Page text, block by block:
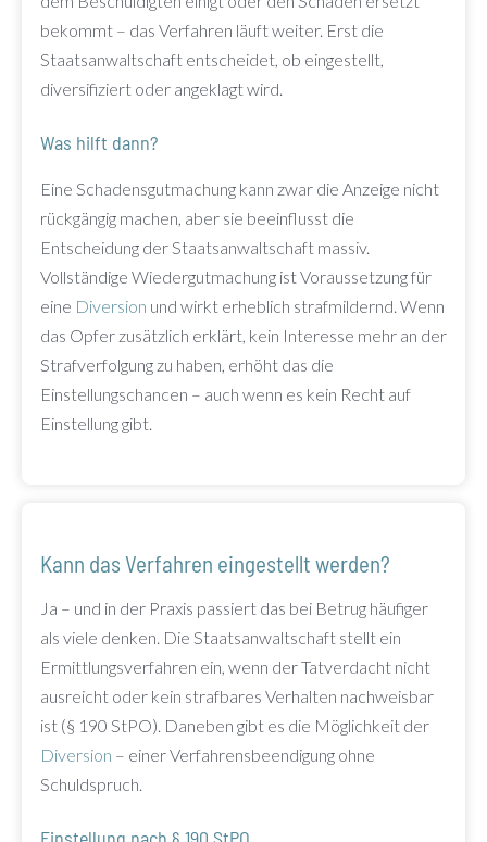
bekommt – das Verfahren läuft weiter. Erst die
Staatsanwaltschaft entscheidet, ob eingestellt,
diversifiziert oder angeklagt wird.
Was hilft dann?
Eine Schadensgutmachung kann zwar die Anzeige nicht
rückgängig machen, aber sie beeinflusst die
Entscheidung der Staatsanwaltschaft massiv.
Vollständige Wiedergutmachung ist Voraussetzung für
eine Diversion und wirkt erheblich strafmildernd. Wenn
das Opfer zusätzlich erklärt, kein Interesse mehr an der
Strafverfolgung zu haben, erhöht das die
Einstellungschancen – auch wenn es kein Recht auf
Einstellung gibt.
Kann das Verfahren eingestellt werden?
Ja – und in der Praxis passiert das bei Betrug häufiger
als viele denken. Die Staatsanwaltschaft stellt ein
Ermittlungsverfahren ein, wenn der Tatverdacht nicht
ausreicht oder kein strafbares Verhalten nachweisbar
ist (§ 190 StPO). Daneben gibt es die Möglichkeit der
Diversion – einer Verfahrensbeendigung ohne
Schuldspruch.